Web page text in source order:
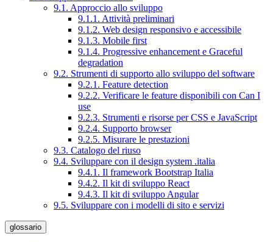
9.1. Approccio allo sviluppo
9.1.1. Attività preliminari
9.1.2. Web design responsivo e accessibile
9.1.3. Mobile first
9.1.4. Progressive enhancement e Graceful
degradation
9.2. Strumenti di supporto allo sviluppo del software
9.2.1. Feature detection
9.2.2. Verificare le feature disponibili con Can I
use
9.2.3. Strumenti e risorse per CSS e JavaScript
9.2.4. Supporto browser
9.2.5. Misurare le prestazioni
9.3. Catalogo del riuso
9.4. Sviluppare con il design system .italia
9.4.1. Il framework Bootstrap Italia
9.4.2. Il kit di sviluppo React
9.4.3. Il kit di sviluppo Angular
9.5. Sviluppare con i modelli di sito e servizi
glossario